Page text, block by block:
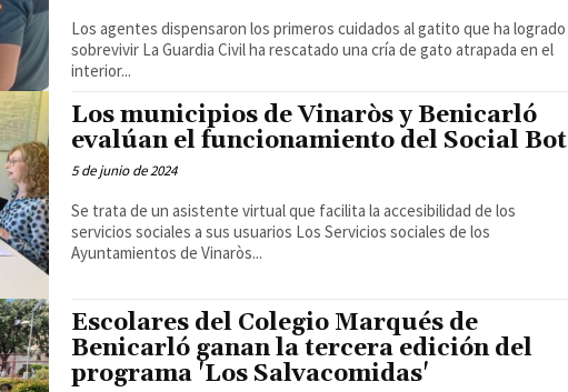
Los agentes dispensaron los primeros cuidados al gatito que ha logrado
sobrevivir La Guardia Civil ha rescatado una cría de gato atrapada en el
interior...
Los municipios de Vinaròs y Benicarló
evalúan el funcionamiento del Social Bot
5 de junio de 2024
Se trata de un asistente virtual que facilita la accesibilidad de los
servicios sociales a sus usuarios Los Servicios sociales de los
Ayuntamientos de Vinaròs...
Escolares del Colegio Marqués de
Benicarló ganan la tercera edición del
programa 'Los Salvacomidas'